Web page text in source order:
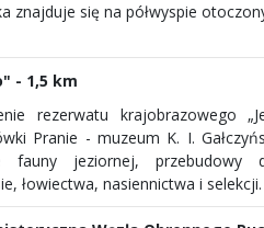
znajduje się na półwyspie
- 1,5 km
rezerwatu krajobrazowego
Pranie - muzeum K. I.
fauny jeziornej, przebudowy
łowiectwa, nasiennictwa i selekcji.